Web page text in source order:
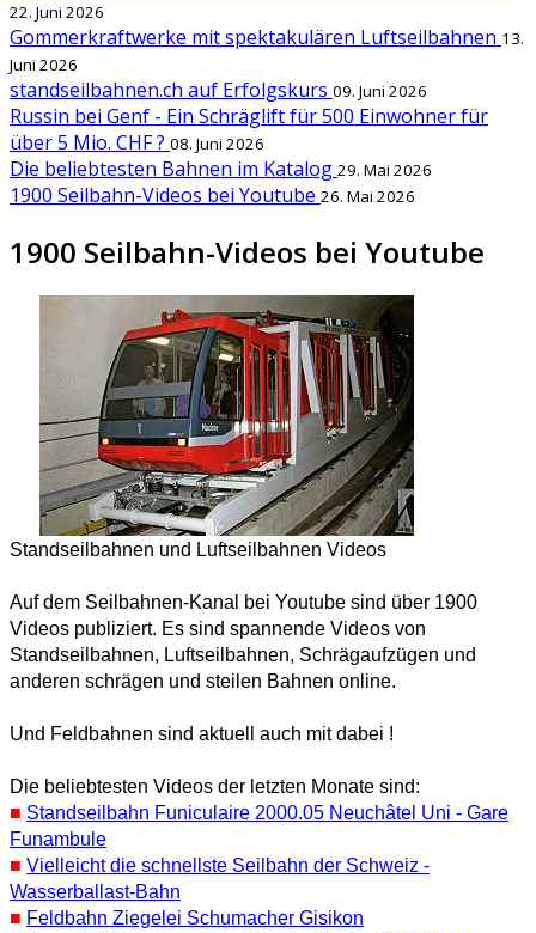
22. Juni 2026
Gommerkraftwerke mit spektakulären Luftseilbahnen 13.
Juni 2026
standseilbahnen.ch auf Erfolgskurs 09. Juni 2026
Russin bei Genf - Ein Schräglift für 500 Einwohner für
über 5 Mio. CHF ? 08. Juni 2026
Die beliebtesten Bahnen im Katalog 29. Mai 2026
1900 Seilbahn-Videos bei Youtube 26. Mai 2026
1900 Seilbahn-Videos bei Youtube
Standseilbahnen und Luftseilbahnen Videos
Auf dem Seilbahnen-Kanal bei Youtube sind über 1900
Videos publiziert. Es sind spannende Videos von
Standseilbahnen, Luftseilbahnen, Schrägaufzügen und
anderen schrägen und steilen Bahnen online.
Und Feldbahnen sind aktuell auch mit dabei !
Die beliebtesten Videos der letzten Monate sind:
■ Standseilbahn Funiculaire 2000.05 Neuchâtel Uni - Gare
Funambule
■ Vielleicht die schnellste Seilbahn der Schweiz -
Wasserballast-Bahn
■ Feldbahn Ziegelei Schumacher Gisikon